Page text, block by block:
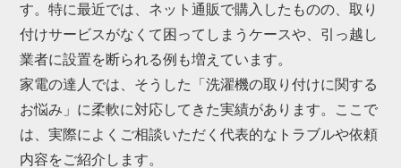
す。特に最近では、ネット通販で購入したものの、取り
付けサービスがなくて困ってしまうケースや、引っ越し
業者に設置を断られる例も増えています。
家電の達人では、そうした「洗濯機の取り付けに関する
お悩み」に柔軟に対応してきた実績があります。ここで
は、実際によくご相談いただく代表的なトラブルや依頼
内容をご紹介します。